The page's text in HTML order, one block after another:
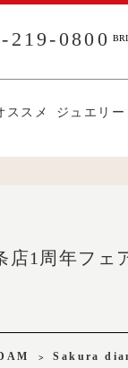
219-0800
ススメ ジュエリー
店1周年フェ
Sakura